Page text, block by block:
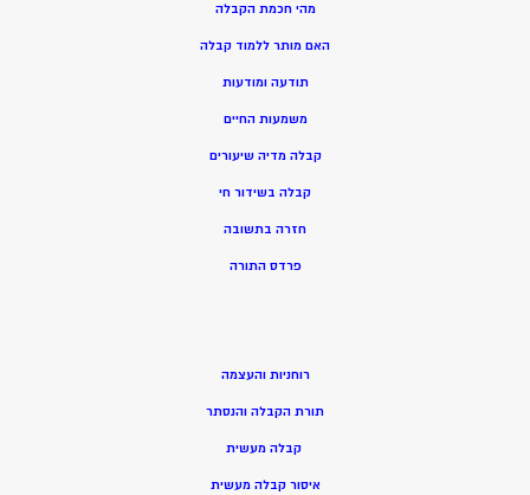
מהי חכמת הקבלה
האם מותר ללמוד קבלה
תודעה ומודעות
משמעות החיים
קבלה מדיה שיעורים
קבלה בשידור חי
חזרה בתשובה
פרדס התורה
רוחניות והעצמה
תורת הקבלה והנסתר
קבלה מעשית
איסור קבלה מעשית